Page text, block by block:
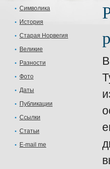
Символика
История
Старая Норвегия
Великие
Разности
Фото
Даты
Публикации
Ссылки
Статьи
E-mail me